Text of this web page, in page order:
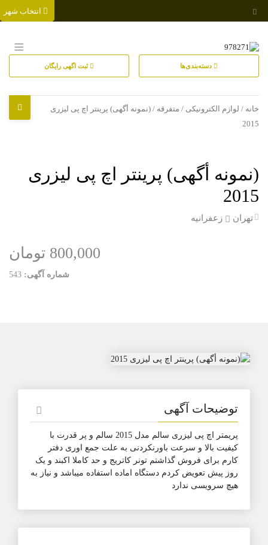
دسته‌بندی‌ها ثبت اگهی رایگان
خانه / لوازم الکترونیکی / متفرقه / (نمونه أگهی) پرینتر اچ پی لیزری
2015
(نمونه أگهی) پرینتر اچ پی لیزری
2015
تهران زعفرانیه
800,000 تومان
شماره آگهی: 543
توضیحات آگهی
پریمتر اچ پی لیزری سالم مدل 2015 سالم و پر قدرت با
کیفیت بالا و سرعت باورنکردنی به علت جمع اوری دفتر
کارم برای فروش گذاشتم تونر کاتریج و حد کاملا اکبند و یک
روز پیش تعویض کردم دستگاه اماده استفاده میباشد و نیاز به
هیچ سرویسی ندارد